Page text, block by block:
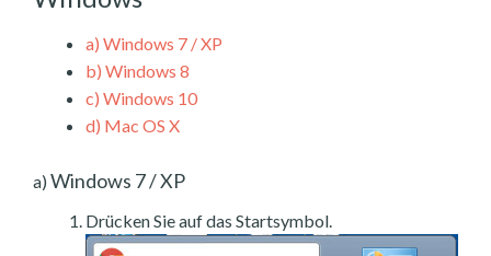
a) Windows 7 / XP
b) Windows 8
c) Windows 10
d) Mac OS X
a) Windows 7 / XP
Drücken Sie auf das Startsymbol.